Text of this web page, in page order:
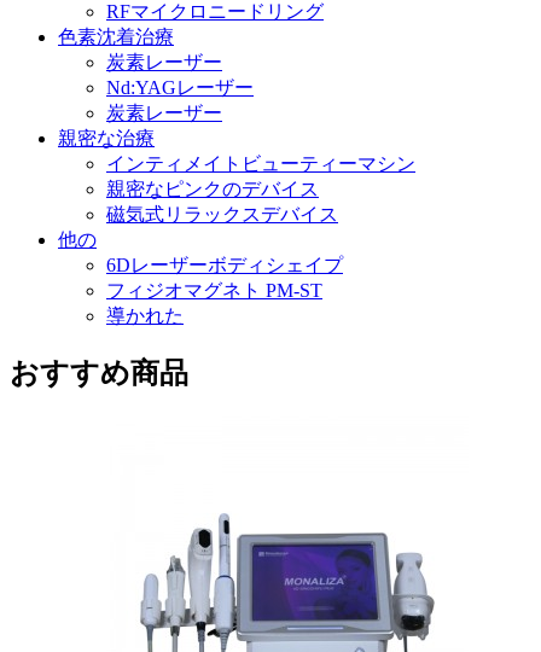
RFマイクロニードリング
色素沈着治療
炭素レーザー
Nd:YAGレーザー
炭素レーザー
親密な治療
インティメイトビューティーマシン
親密なピンクのデバイス
磁気式リラックスデバイス
他の
6Dレーザーボディシェイプ
フィジオマグネト PM-ST
導かれた
おすすめ商品